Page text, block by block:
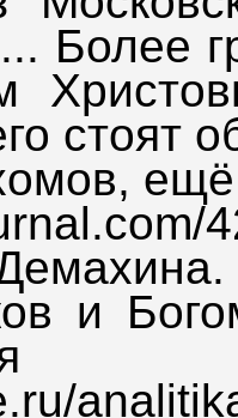
Более
стоят
ещё
и